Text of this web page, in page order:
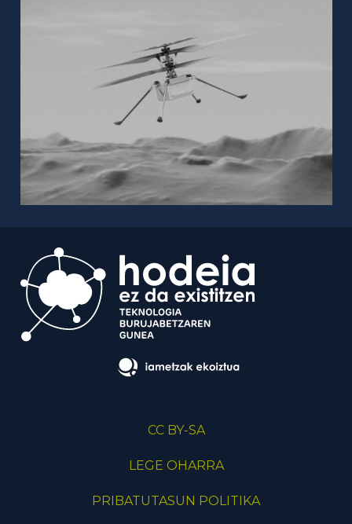
CC BY-SA
LEGE OHARRA
PRIBATUTASUN POLITIKA